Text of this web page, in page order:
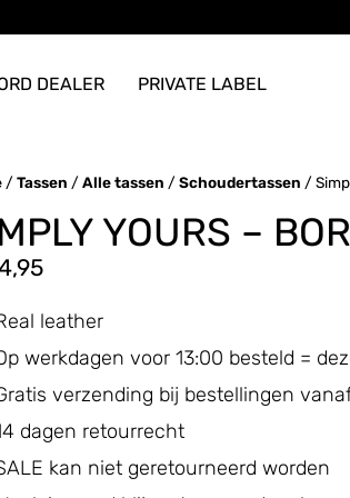
DEALER PRIVATE LABEL
/ Tassen / Alle tassen / Schoudertassen /
YOURS –
leather
werkdagen voor 13:00 besteld =
verzending bij bestellingen
dagen retourrecht
kan niet geretourneerd worden